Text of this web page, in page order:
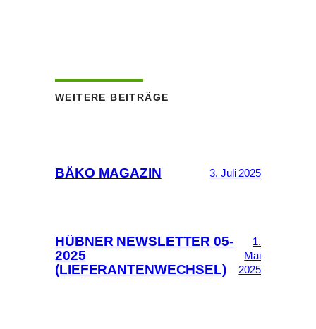
WEITERE BEITRÄGE
BÄKO MAGAZIN 3. Juli 2025
HÜBNER NEWSLETTER 05-
2025
(LIEFERANTENWECHSEL)
1.
Mai
2025